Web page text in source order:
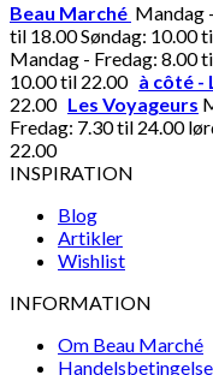
Beau Marché Mandag
til 18.00 Søndag: 10.00
Mandag - Fredag: 8.00
10.00 til 22.00 à côté -
22.00 Les Voyageurs
Fredag: 7.30 til 24.00
22.00
INSPIRATION
Blog
Artikler
Wishlist
INFORMATION
Om Beau Marché